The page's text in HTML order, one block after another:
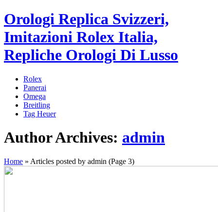
Orologi Replica Svizzeri,
Imitazioni Rolex Italia,
Repliche Orologi Di Lusso
Rolex
Panerai
Omega
Breitling
Tag Heuer
Author Archives: admin
Home » Articles posted by admin (Page 3)